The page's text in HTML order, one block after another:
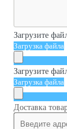
Загрузите
Загрузка файла
Загрузите
Загрузка файла
Доставка